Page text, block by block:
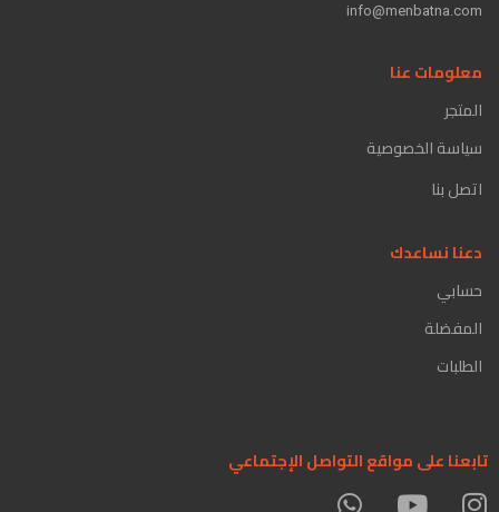
info@menbatna.com
معلومات عنا
المتجر
سياسة الخصوصية
اتصل بنا
دعنا نساعدك
حسابي
المفضلة
الطلبات
تابعنا على مواقع التواصل الإجتماعي